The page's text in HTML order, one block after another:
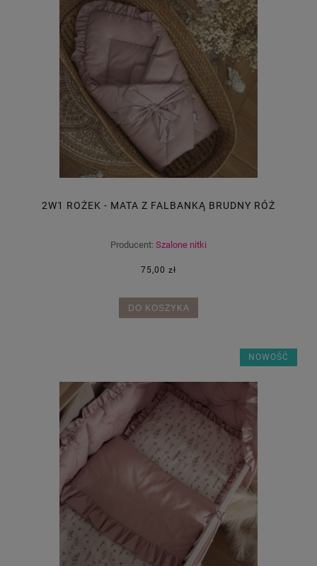
2W1 ROŻEK - MATA Z FALBANKĄ BRUDNY RÓŻ
Producent: Szalone nitki
75,00 zł
DO KOSZYKA
NOWOŚĆ